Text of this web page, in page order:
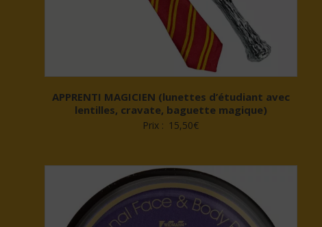
APPRENTI MAGICIEN (lunettes d’étudiant avec
lentilles, cravate, baguette magique)
Prix : 15,50€